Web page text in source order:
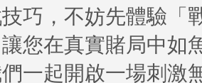
巧，不妨先體驗「
您在真實賭局中如
一起開啟一場刺激